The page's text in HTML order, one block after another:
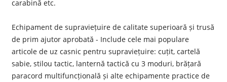
carabină etc.
Echipament de supraviețuire de calitate superioară și trusă
de prim ajutor aprobată - Include cele mai populare
articole de uz casnic pentru supraviețuire: cuțit, cartelă
sabie, stilou tactic, lanternă tactică cu 3 moduri, brățară
paracord multifuncțională și alte echipamente practice de